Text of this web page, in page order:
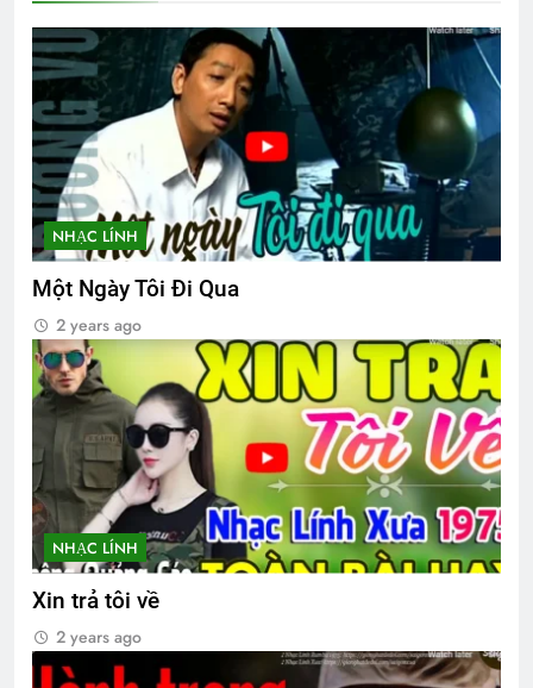
2026
1 Year Ago
LK Thị Trấn Về Đêm
2 Years Ago
CTBCTY Tập II chương 19
3 Years Ago
Liên Đoàn 2 BĐQ VNCH
2 Years Ago
CTBCTY Tập II chương 16
3 Years Ago
NHẠC LÍNH
Một Ngày Tôi Đi Qua
2 years ago
NHẠC LÍNH
Xin trả tôi về
2 years ago